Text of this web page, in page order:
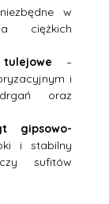
w
ciężkich
–
i
oraz
gipsowo-
i stabilny
sufitów